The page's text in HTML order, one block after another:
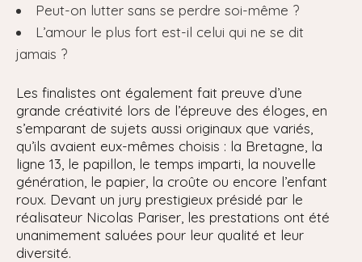
Peut-on lutter sans se perdre soi-même ?
L’amour le plus fort est-il celui qui ne se dit
jamais ?
Les finalistes ont également fait preuve d’une
grande créativité lors de l’épreuve des éloges, en
s’emparant de sujets aussi originaux que variés,
qu’ils avaient eux-mêmes choisis : la Bretagne, la
ligne 13, le papillon, le temps imparti, la nouvelle
génération, le papier, la croûte ou encore l’enfant
roux. Devant un jury prestigieux présidé par le
réalisateur Nicolas Pariser, les prestations ont été
unanimement saluées pour leur qualité et leur
diversité.